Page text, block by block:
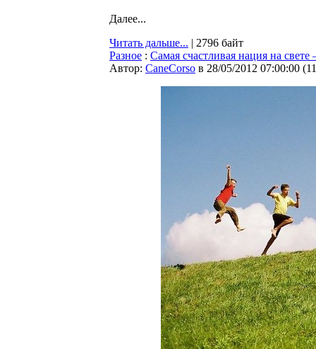
Далее...
Читать дальше... | 2796 байт
Разное : Самая счастливая нация на
Автор: CaneCorso в 28/05/2012 07:00:00 (